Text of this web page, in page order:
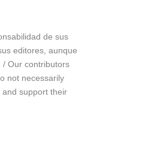
de sus
editores, aunque
/ Our contributors
not necessarily
and support their